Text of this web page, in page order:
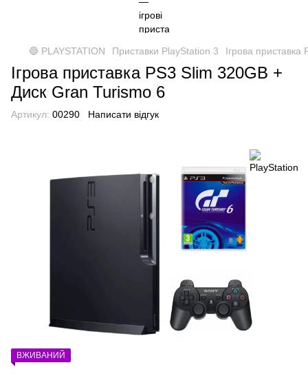
🔵 PLAYSTATION Приставки PlayStation 3 Ігрова
Ігрова приставка PS3 Slim 320GB +
Диск Gran Turismo 6
Артикул: 00290 Написати відгук
ВЖИВАНИЙ